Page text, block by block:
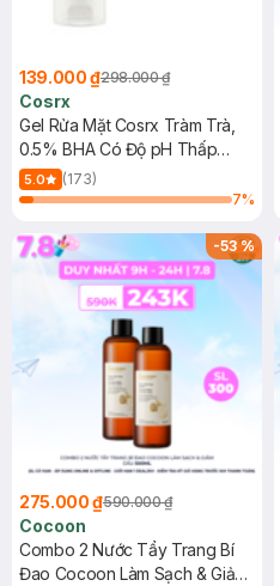
139.000 ₫298.000 ₫
Cosrx
Gel Rửa Mặt Cosrx Tràm Trà,
0.5% BHA Có Độ pH Thấp
150ml
5.0
(173)
7%
-53%
275.000 ₫590.000 ₫
Cocoon
Combo 2 Nước Tẩy Trang Bí
Đao Cocoon Làm Sạch & Giảm